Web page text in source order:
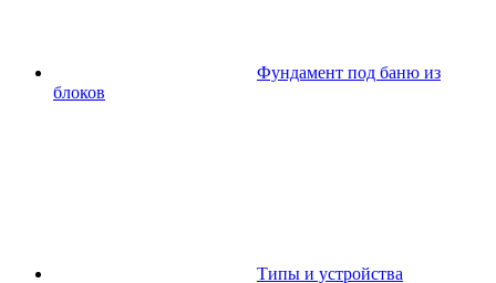
Фундамент под баню из
блоков
Типы и устройства